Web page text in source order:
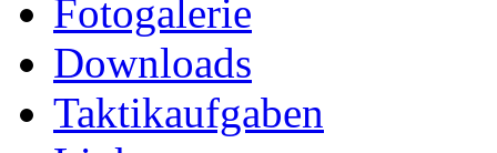
Fotogalerie
Downloads
Taktikaufgaben